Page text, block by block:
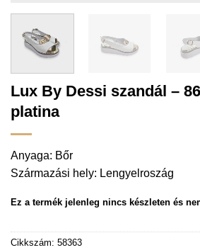
Lux By Dessi szandál –
platina
Anyaga: Bőr
Származási hely: Lengyelroszág
Ez a termék jelenleg nincs készleten és
Cikkszám: 58363